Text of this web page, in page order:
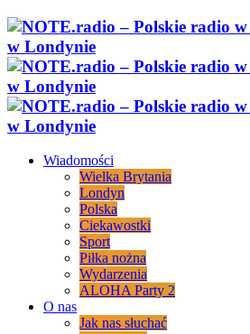
Wiadomości
Wielka Brytania
Londyn
Polska
Ciekawostki
Sport
Piłka nożna
Wydarzenia
ALOHA Party 2
O nas
Jak nas słuchać